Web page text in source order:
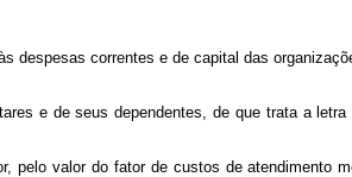
correntes e de capital das
e de seus dependentes, de que trata a
valor do fator de custos de atendimento